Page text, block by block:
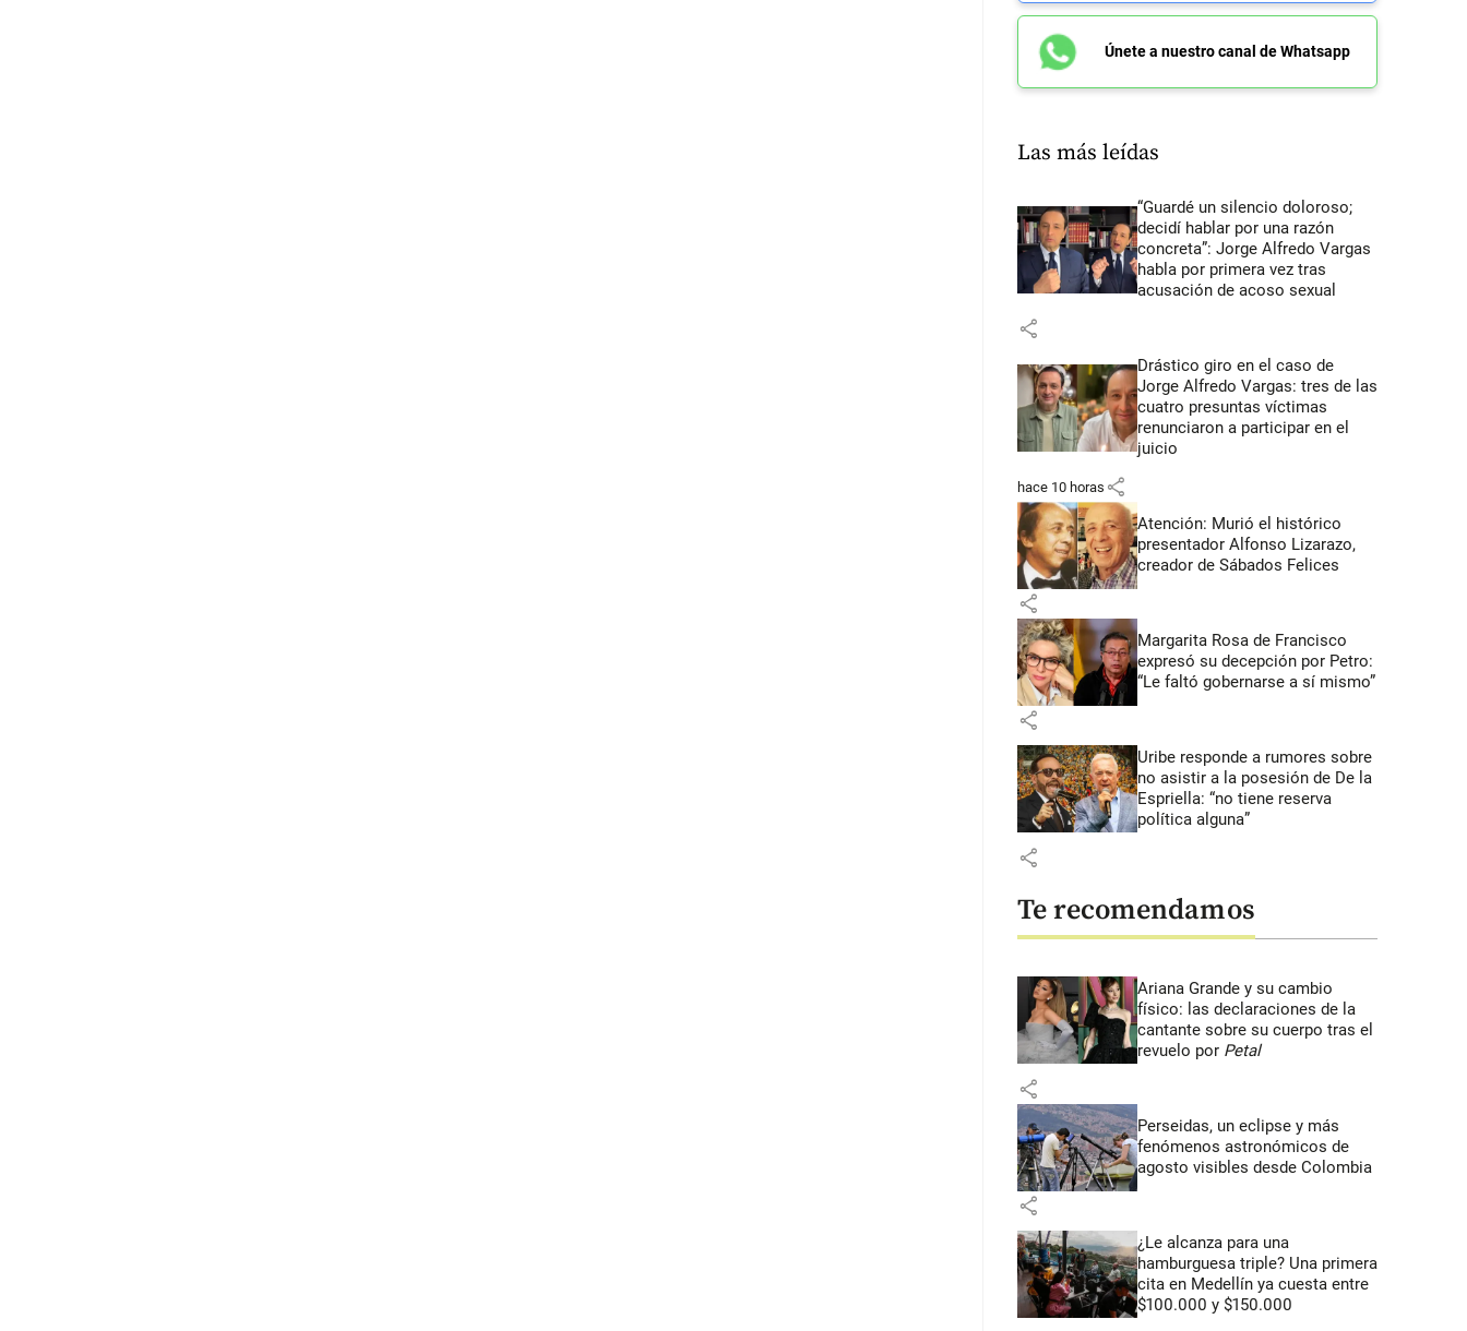
Únete a nuestro canal de Whatsapp
Las más leídas
“Guardé un silencio doloroso;
decidí hablar por una razón
concreta”: Jorge Alfredo Vargas
habla por primera vez tras
acusación de acoso sexual
share
Drástico giro en el caso de
Jorge Alfredo Vargas: tres de las
cuatro presuntas víctimas
renunciaron a participar en el
juicio
hace 10 horas share
Atención: Murió el histórico
presentador Alfonso Lizarazo,
creador de Sábados Felices
share
Margarita Rosa de Francisco
expresó su decepción por Petro:
“Le faltó gobernarse a sí mismo”
share
Uribe responde a rumores sobre
no asistir a la posesión de De la
Espriella: “no tiene reserva
política alguna”
share
Te recomendamos
Ariana Grande y su cambio
físico: las declaraciones de la
cantante sobre su cuerpo tras el
revuelo por Petal
share
Perseidas, un eclipse y más
fenómenos astronómicos de
agosto visibles desde Colombia
share
¿Le alcanza para una
hamburguesa triple? Una primera
cita en Medellín ya cuesta entre
$100.000 y $150.000